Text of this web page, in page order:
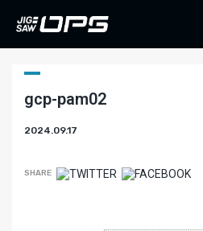
gcp-pam02
2024.09.17
SHARE